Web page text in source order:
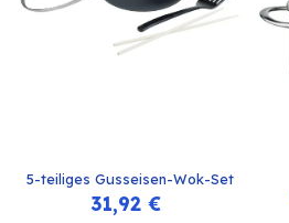
5-teiliges Gusseisen-Wok-Set
31,92€